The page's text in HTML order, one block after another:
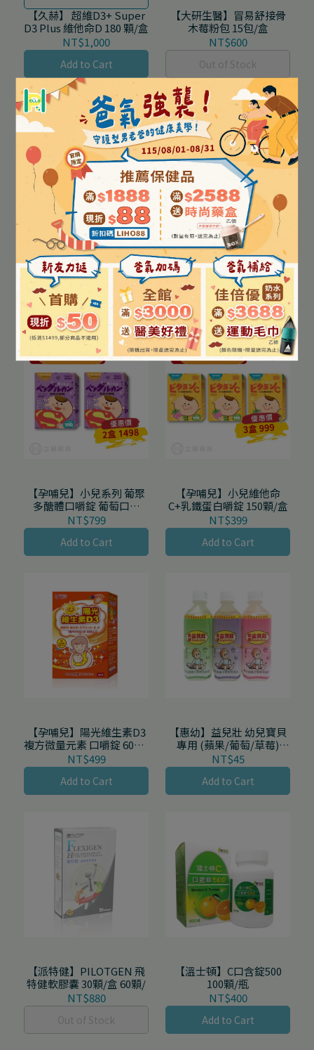
【久赫】 超維D3+ Super
D3 Plus 維他命D 180 顆/盒
NT$1,000
Add to Cart
【大研生醫】冒易舒接骨
木莓粉包 15包/盒
NT$600
Out of Stock
【大研生醫】維生素D3膠
囊 90錠/盒
NT$600
Out of Stock
【孕哺兒】小兒專用 日本
乳鐵蛋白口嚼錠 草莓優酪
口味 120顆/盒
NT$499
Add to Cart
【孕哺兒】小兒系列 葡聚
多醣體口嚼錠 葡萄口味
150顆/盒
NT$799
Add to Cart
【孕哺兒】小兒維他命
C+乳鐵蛋白嚼錠 150顆/盒
NT$399
Add to Cart
【孕哺兒】陽光維生素D3
複方微量元素 口嚼錠 60顆/
盒
NT$499
Add to Cart
【惠幼】益兒壯 幼兒寶貝
專用 (蘋果/葡萄/草莓)
360mL/瓶
NT$45
Add to Cart
【派特健】PILOTGEN 飛
特健軟膠囊 30顆/盒 60顆/
NT$880
Out of Stock
【溫士頓】C口含錠500
100顆/瓶
NT$400
Add to Cart